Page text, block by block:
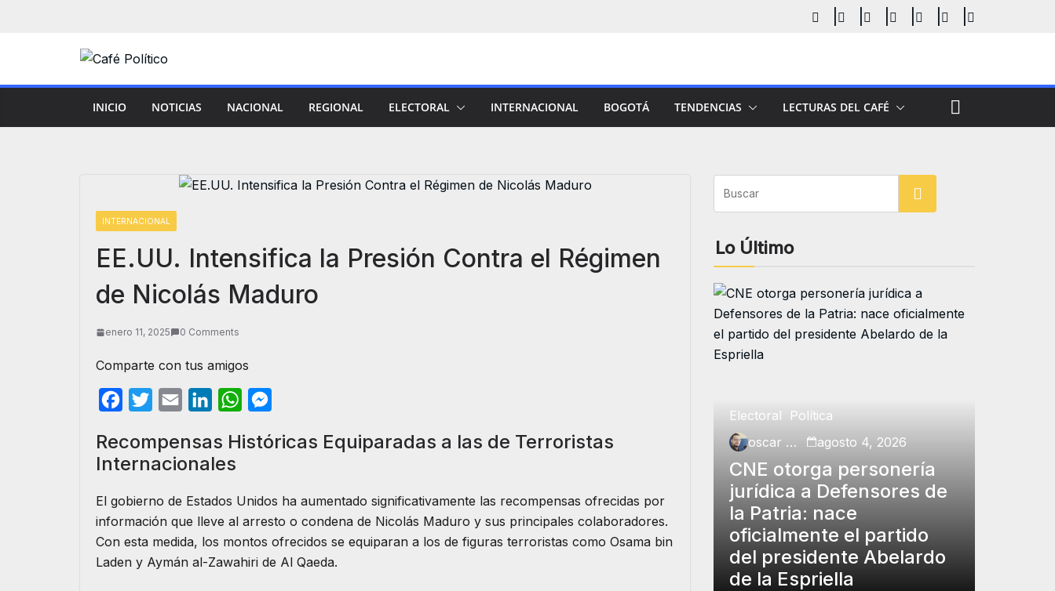
INICIO NOTICIAS NACIONAL REGIONAL ELECTORAL INTERNACIONAL BOGOTÁ TENDENCIAS LECTURAS DEL CAFÉ
INTERNACIONAL
EE.UU. Intensifica la Presión Contra el Régimen
de Nicolás Maduro
enero 11, 2025 0 Comments
Comparte con tus amigos
c
e
b
o
o
k
i
t
e
r
a
i
n
k
e
d
I
n
W
a
s
A
p
p
s
n
g
e
Recompensas Históricas Equiparadas a las de Terroristas
Internacionales
El gobierno de Estados Unidos ha aumentado significativamente las recompensas ofrecidas por
información que lleve al arresto o condena de Nicolás Maduro y sus principales colaboradores.
Con esta medida, los montos ofrecidos se equiparan a los de figuras terroristas como Osama bin
Laden y Aymán al-Zawahiri de Al Qaeda.
Buscar
Lo Último
Electoral
Política
oscar charry
agosto 4, 2026
CNE otorga personería
jurídica a Defensores de
la Patria: nace
oficialmente el partido
del presidente Abelardo
de la Espriella